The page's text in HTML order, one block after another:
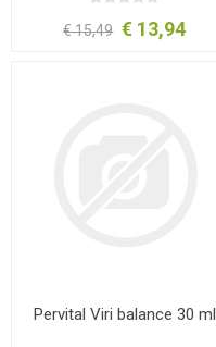
€ 15,49 € 13,94
Pervital Viri balance 30 ml